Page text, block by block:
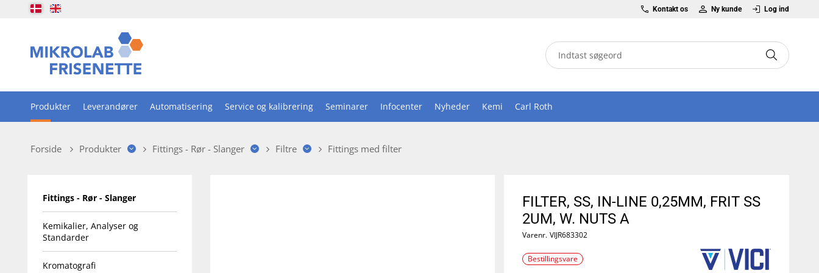
Kontakt os Ny kunde Log ind
Produkter Leverandører Automatisering Service og kalibrering Seminarer Infocenter Nyheder Kemi Carl Roth
Forside Produkter Fittings - Rør - Slanger Filtre Fittings med filter
Fittings - Rør - Slanger
Kemikalier, Analyser og
Standarder
Kromatografi
FILTER, SS, IN-LINE 0,25MM, FRIT SS
2UM, W. NUTS A
Varenr. VIJR683302
Bestillingsvare